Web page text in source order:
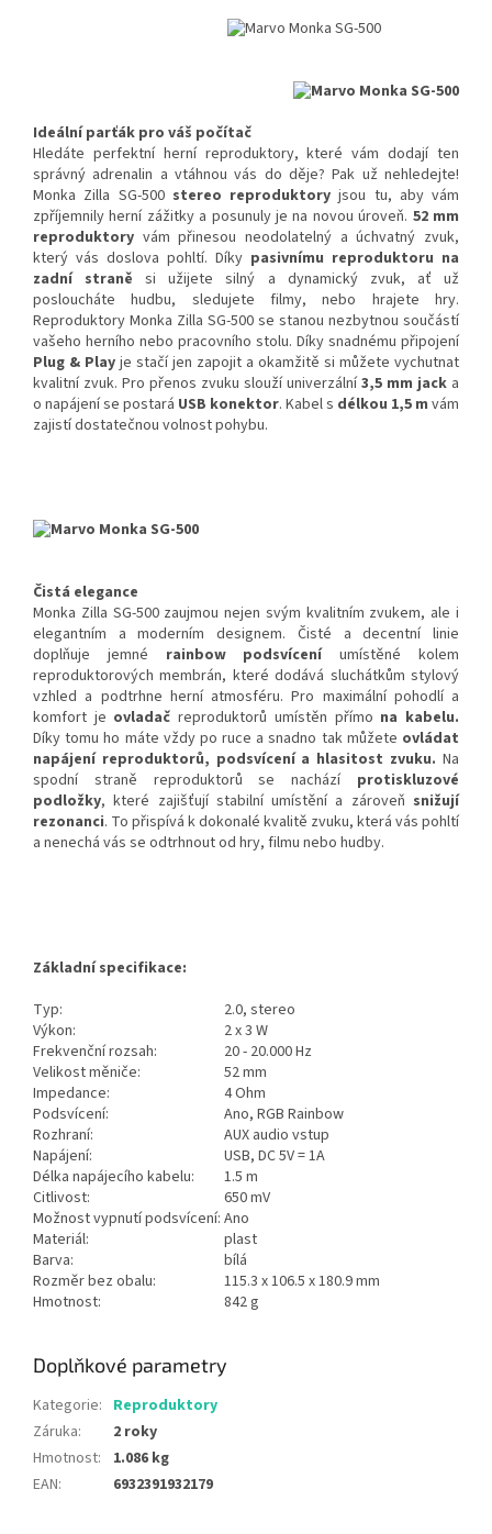
Ideální parťák pro váš počítač
Hledáte perfektní herní reproduktory, které vám dodají ten
správný adrenalin a vtáhnou vás do děje? Pak už nehledejte!
Monka Zilla SG-500 stereo reproduktory jsou tu, aby vám
zpříjemnily herní zážitky a posunuly je na novou úroveň. 52 mm
reproduktory vám přinesou neodolatelný a úchvatný zvuk,
který vás doslova pohltí. Díky pasivnímu reproduktoru na
zadní straněsi užijete silný a dynamický zvuk, ať už
posloucháte hudbu, sledujete filmy, nebo hrajete hry.
Reproduktory Monka Zilla SG-500 se stanou nezbytnou součástí
vašeho herního nebo pracovního stolu. Díky snadnému připojení
Plug & Play je stačí jen zapojit a okamžitě si můžete vychutnat
kvalitní zvuk. Pro přenos zvuku slouží univerzální3,5 mm jack a
o napájení se postará USB konektor. Kabel s délkou 1,5 m vám
zajistí dostatečnou volnost pohybu.
Čistá elegance
Monka Zilla SG-500 zaujmou nejen svým kvalitním zvukem, ale i
elegantním a moderním designem. Čisté a decentní linie
doplňuje jemné rainbow podsvíceníumístěné kolem
reproduktorových membrán, které dodává sluchátkům stylový
vzhled a podtrhne herní atmosféru. Pro maximální pohodlí a
komfort je ovladač reproduktorů umístěn přímo na kabelu.
Díky tomu ho máte vždy po ruce a snadno tak můžete ovládat
napájení reproduktorů, podsvícení a hlasitost zvuku. Na
spodní straně reproduktorů se nachází protiskluzové
podložky, které zajišťují stabilní umístění a zároveň snižují
rezonanci. To přispívá k dokonalé kvalitě zvuku, která vás pohltí
a nenechá vás se odtrhnout od hry, filmu nebo hudby.
Základní specifikace:
Typ:
2.0, stereo
Výkon:
2 x 3 W
Frekvenční rozsah:
20 - 20.000 Hz
Velikost měniče:
52 mm
Impedance:
4 Ohm
Podsvícení:
Ano, RGB Rainbow
Rozhraní:
AUX audio vstup
Napájení:
USB, DC 5V = 1A
Délka napájecího kabelu:
1.5 m
Citlivost:
650 mV
Možnost vypnutí podsvícení: Ano
Materiál:
plast
Barva:
bílá
Rozměr bez obalu:
115.3 x 106.5 x 180.9 mm
Hmotnost:
842 g
Doplňkové parametry
Kategorie: Reproduktory
Záruka:
2 roky
Hmotnost:
1.086 kg
EAN: 6932391932179